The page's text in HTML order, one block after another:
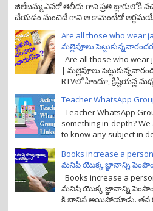
జిలేబమ్మ ఎవరో తెలీదు గాని ప్రతి బ్లాగులోకి
చేయడం మంచిదే గాని ఆ కామెంటేదో
Are all those who wear
మల్లెపూలు
Are all those who
| మల్లెపూలు
RTVలో హిందూ, క్రిష్టియన్ల
Teacher WhatsApp
Teacher WhatsApp
something in-depth?
to know any subject in
Books increase a
మనిషి యొక్క జ్ఞానాన్ని
Books increase a
మనిషి యొక్క జ్ఞానాన్ని
కి బానిస అయిపోయాడు. తన